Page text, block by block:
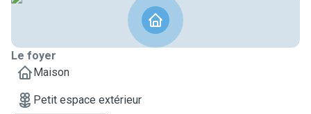
Le foyer
Maison
Petit espace extérieur